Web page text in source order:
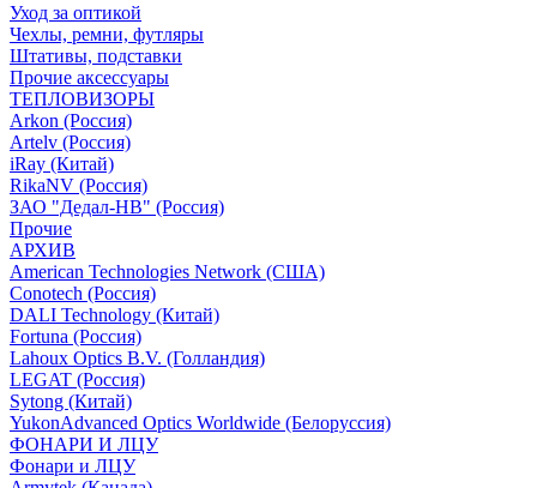
Уход за оптикой
Чехлы, ремни, футляры
Штативы, подставки
Прочие аксессуары
ТЕПЛОВИЗОРЫ
Arkon (Россия)
Artelv (Россия)
iRay (Китай)
RikaNV (Россия)
ЗАО "Дедал-НВ" (Россия)
Прочие
АРХИВ
American Technologies Network (США)
Conotech (Россия)
DALI Technology (Китай)
Fortuna (Россия)
Lahoux Optics B.V. (Голландия)
LEGAT (Россия)
Sytong (Китай)
YukonAdvanced Optics Worldwide (Белоруссия)
ФОНАРИ И ЛЦУ
Фонари и ЛЦУ